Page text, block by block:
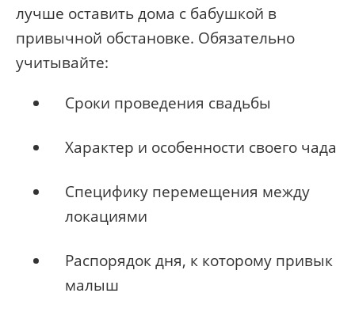
лучше оставить дома с бабушкой в
привычной обстановке. Обязательно
учитывайте:
Сроки проведения свадьбы
Характер и особенности своего чада
Специфику перемещения между
локациями
Распорядок дня, к которому привык
малыш